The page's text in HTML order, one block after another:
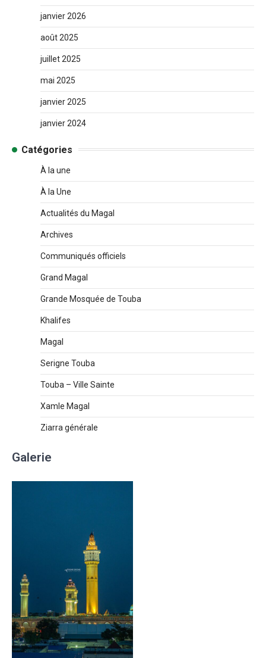
janvier 2026
août 2025
juillet 2025
mai 2025
janvier 2025
janvier 2024
Catégories
À la une
À la Une
Actualités du Magal
Archives
Communiqués officiels
Grand Magal
Grande Mosquée de Touba
Khalifes
Magal
Serigne Touba
Touba – Ville Sainte
Xamle Magal
Ziarra générale
Galerie